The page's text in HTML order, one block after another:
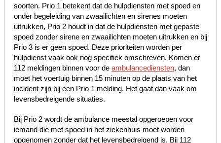
soorten. Prio 1 betekent dat de hulpdiensten met spoed en
onder begeleiding van zwaailichten en sirenes moeten
uitrukken, Prio 2 houdt in dat de hulpdiensten met gepaste
spoed zonder sirene en zwaailichten moeten uitrukken en bij
Prio 3 is er geen spoed. Deze prioriteiten worden per
hulpdienst vaak ook nog specifiek omschreven. Komen er
112 meldingen binnen voor de ambulancediensten, dan
moet het voertuig binnen 15 minuten op de plaats van het
incident zijn bij een Prio 1 melding. Het gaat dan vaak om
levensbedreigende situaties.
Bij Prio 2 wordt de ambulance meestal opgeroepen voor
iemand die met spoed in het ziekenhuis moet worden
opgenomen zonder dat het levensbedreigend is. Bij 112